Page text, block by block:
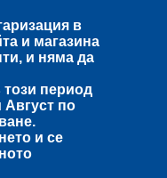
в
и магазина
и няма да
период
Август по
и се